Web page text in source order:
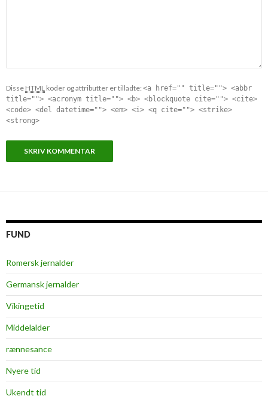
Disse HTML koder og attributter er tilladte: <a href="" title=""> <abbr
title=""> <acronym title=""> <b> <blockquote cite=""> <cite>
<code> <del datetime=""> <em> <i> <q cite=""> <strike>
<strong>
FUND
Romersk jernalder
Germansk jernalder
Vikingetid
Middelalder
rænnesance
Nyere tid
Ukendt tid